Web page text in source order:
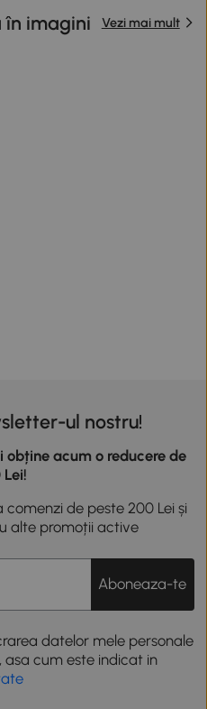
în imagini Vezi mai mult
ul nostru!
obține acum o reducere de
Lei!
de peste 200 Lei și
alte promoții active
Aboneaza-te
datelor mele personale
asa cum este indicat in